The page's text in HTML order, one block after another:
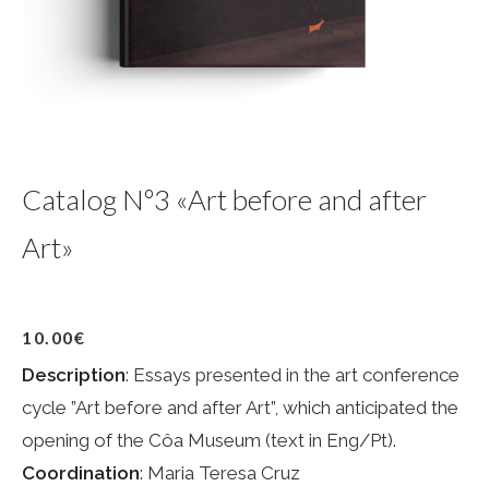
Catalog Nº3 «Art before and after
Art»
10.00€
Description: Essays presented in the art conference
cycle ”Art before and after Art”, which anticipated the
opening of the Côa Museum (text in Eng/Pt).
Coordination: Maria Teresa Cruz